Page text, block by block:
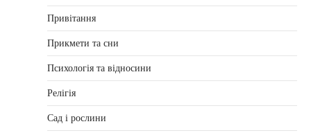
Привітання
Прикмети та сни
Психологія та відносини
Релігія
Сад і рослини